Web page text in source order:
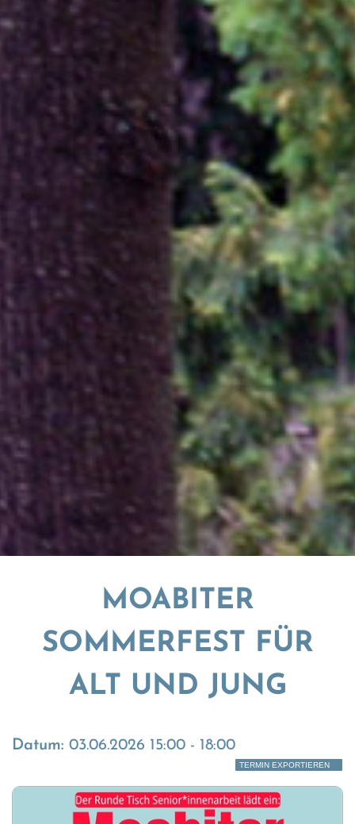
MOABITER
SOMMERFEST FÜR
ALT UND JUNG
Datum: 03.06.2026 15:00 - 18:00
TERMIN EXPORTIEREN